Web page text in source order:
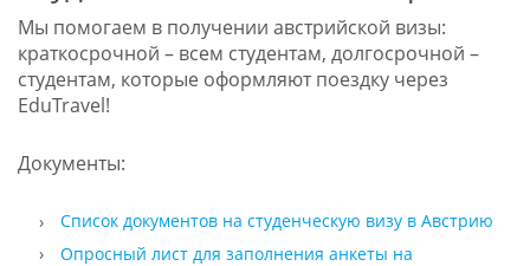
Мы помогаем в получении австрийской визы:
краткосрочной – всем студентам, долгосрочной –
студентам, которые оформляют поездку через
EduTravel!
Документы:
Cписок документов на студенческую визу в Австрию
Опросный лист для заполнения анкеты на